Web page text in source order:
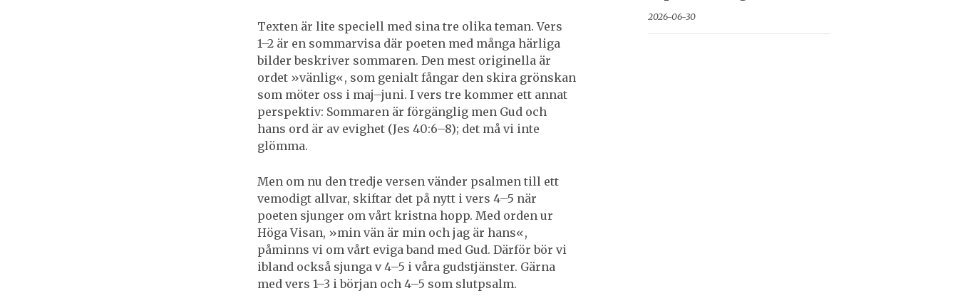
Texten är lite speciell med sina tre olika teman. Vers
1–2 är en sommarvisa där poeten med många härliga
bilder beskriver sommaren. Den mest originella är
ordet »vänlig«, som genialt fångar den skira grönskan
som möter oss i maj–juni. I vers tre kommer ett annat
perspektiv: Sommaren är förgänglig men Gud och
hans ord är av evighet (Jes 40:6–8); det må vi inte
glömma.
Men om nu den tredje versen vänder psalmen till ett
vemodigt allvar, skiftar det på nytt i vers 4–5 när
poeten sjunger om vårt kristna hopp. Med orden ur
Höga Visan, »min vän är min och jag är hans«,
påminns vi om vårt eviga band med Gud. Därför bör vi
ibland också sjunga v 4–5 i våra gudstjänster. Gärna
med vers 1–3 i början och 4–5 som slutpsalm.
2026-06-30